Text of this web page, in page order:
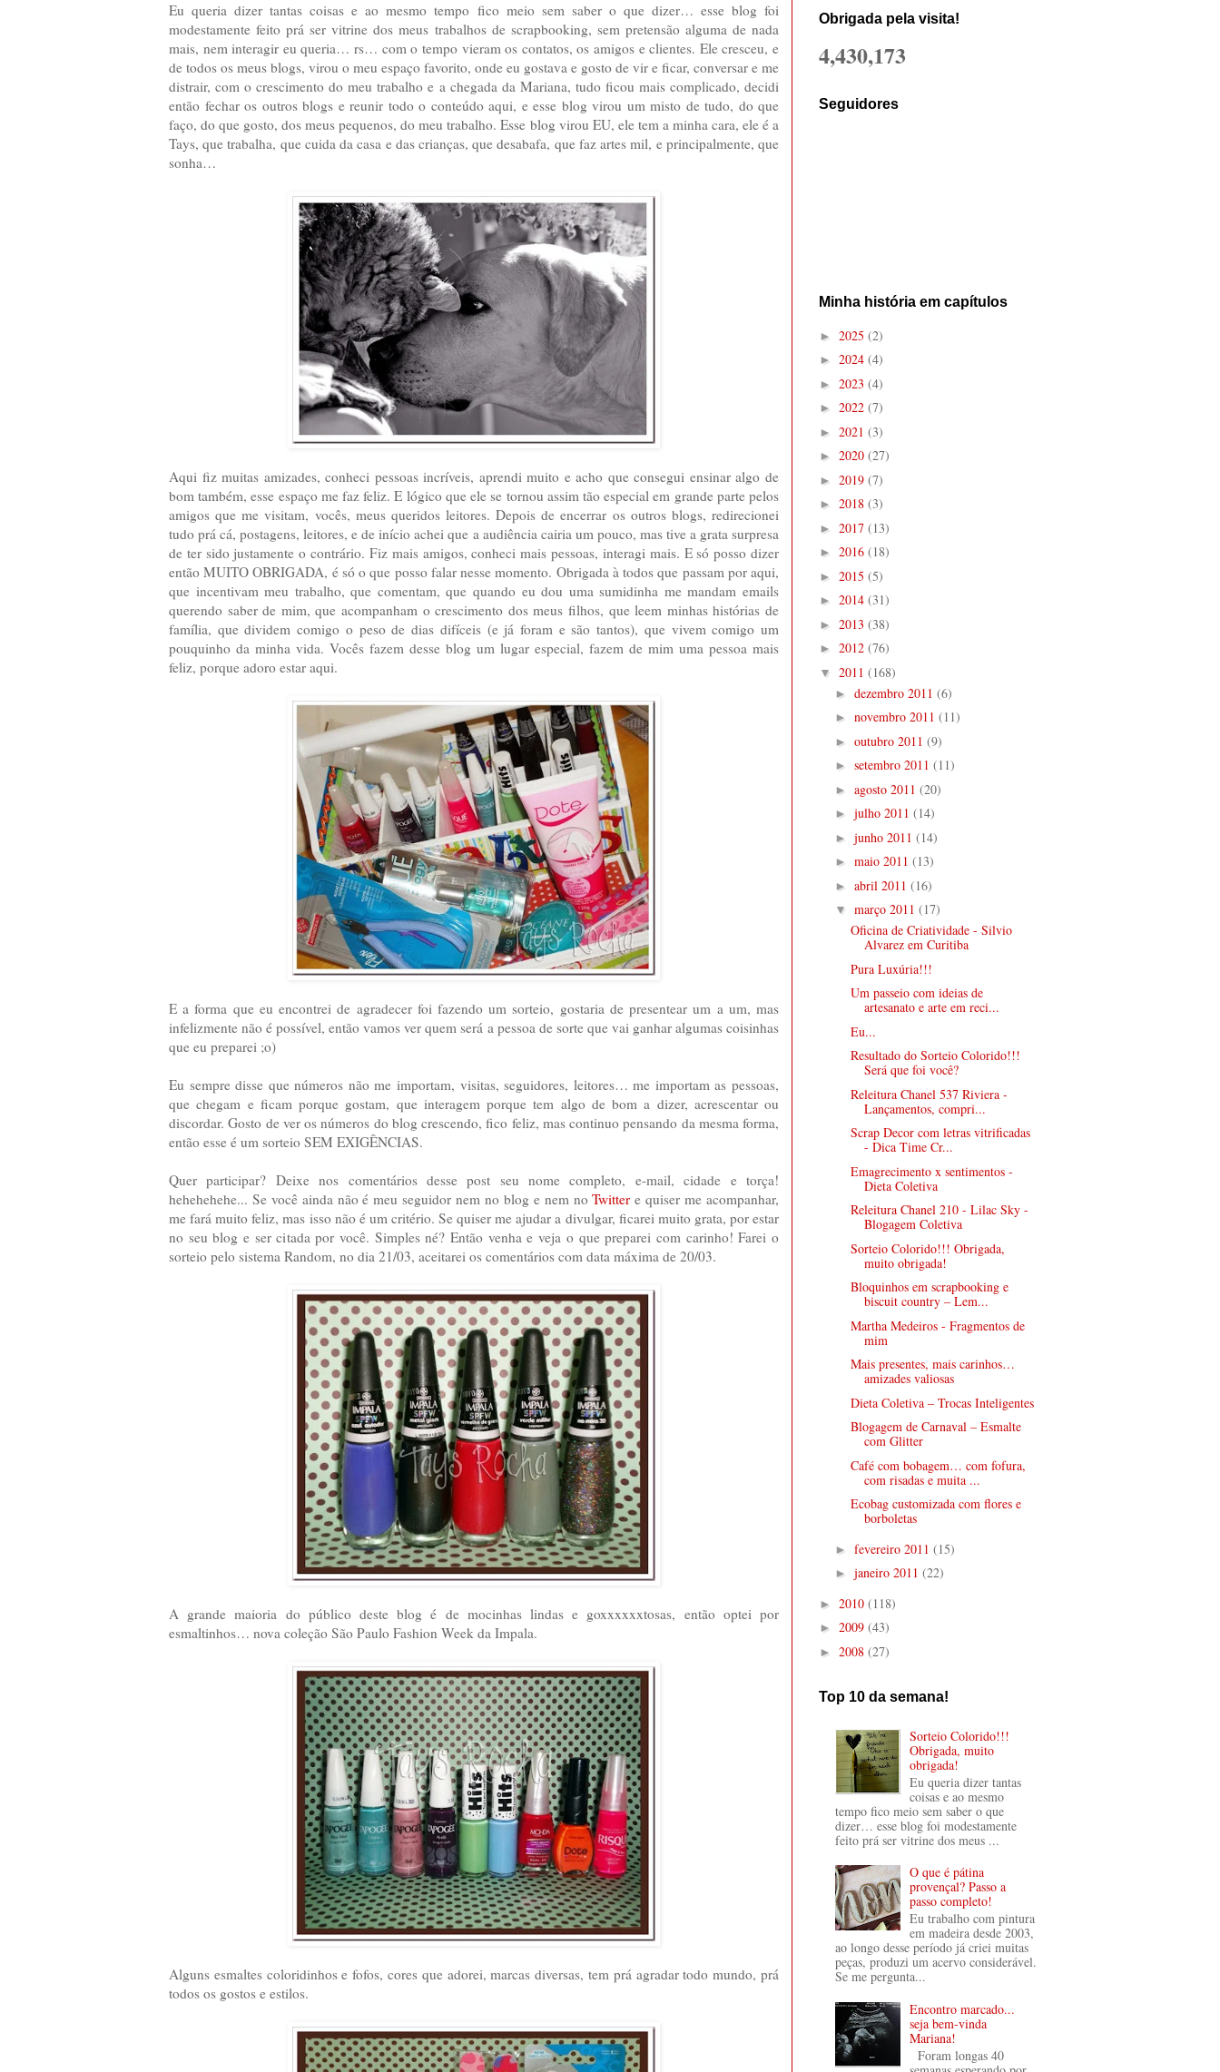
Eu queria dizer tantas coisas e ao mesmo tempo fico meio sem saber o que dizer… esse blog foi
modestamente feito prá ser vitrine dos meus trabalhos de scrapbooking, sem pretensão alguma de nada
mais, nem interagir eu queria… rs… com o tempo vieram os contatos, os amigos e clientes. Ele cresceu, e
de todos os meus blogs, virou o meu espaço favorito, onde eu gostava e gosto de vir e ficar, conversar e me
distrair, com o crescimento do meu trabalho e a chegada da Mariana, tudo ficou mais complicado, decidi
então fechar os outros blogs e reunir todo o conteúdo aqui, e esse blog virou um misto de tudo, do que
faço, do que gosto, dos meus pequenos, do meu trabalho. Esse blog virou EU, ele tem a minha cara, ele é a
Tays, que trabalha, que cuida da casa e das crianças, que desabafa, que faz artes mil, e principalmente, que
sonha…
Aqui fiz muitas amizades, conheci pessoas incríveis, aprendi muito e acho que consegui ensinar algo de
bom também, esse espaço me faz feliz. E lógico que ele se tornou assim tão especial em grande parte pelos
amigos que me visitam, vocês, meus queridos leitores. Depois de encerrar os outros blogs, redirecionei
tudo prá cá, postagens, leitores, e de início achei que a audiência cairia um pouco, mas tive a grata surpresa
de ter sido justamente o contrário. Fiz mais amigos, conheci mais pessoas, interagi mais. E só posso dizer
então MUITO OBRIGADA, é só o que posso falar nesse momento. Obrigada à todos que passam por aqui,
que incentivam meu trabalho, que comentam, que quando eu dou uma sumidinha me mandam emails
querendo saber de mim, que acompanham o crescimento dos meus filhos, que leem minhas histórias de
família, que dividem comigo o peso de dias difíceis (e já foram e são tantos), que vivem comigo um
pouquinho da minha vida. Vocês fazem desse blog um lugar especial, fazem de mim uma pessoa mais
feliz, porque adoro estar aqui.
E a forma que eu encontrei de agradecer foi fazendo um sorteio, gostaria de presentear um a um, mas
infelizmente não é possível, então vamos ver quem será a pessoa de sorte que vai ganhar algumas coisinhas
que eu preparei ;o)
Eu sempre disse que números não me importam, visitas, seguidores, leitores… me importam as pessoas,
que chegam e ficam porque gostam, que interagem porque tem algo de bom a dizer, acrescentar ou
discordar. Gosto de ver os números do blog crescendo, fico feliz, mas continuo pensando da mesma forma,
então esse é um sorteio SEM EXIGÊNCIAS.
Quer participar? Deixe nos comentários desse post seu nome completo, e-mail, cidade e torça!
hehehehehe... Se você ainda não é meu seguidor nem no blog e nem noTwitter e quiser me acompanhar,
me fará muito feliz, mas isso não é um critério. Se quiser me ajudar a divulgar, ficarei muito grata, por estar
no seu blog e ser citada por você. Simples né? Então venha e veja o que preparei com carinho! Farei o
sorteio pelo sistema Random, no dia 21/03, aceitarei os comentários com data máxima de 20/03.
A grande maioria do público deste blog é de mocinhas lindas e goxxxxxxtosas, então optei por
esmaltinhos… nova coleção São Paulo Fashion Week da Impala.
Alguns esmaltes coloridinhos e fofos, cores que adorei, marcas diversas, tem prá agradar todo mundo, prá
todos os gostos e estilos.
Obrigada pela visita!
4,430,173
Seguidores
Minha história em capítulos
► 2025 (2)
► 2024 (4)
► 2023 (4)
► 2022 (7)
► 2021 (3)
► 2020 (27)
► 2019 (7)
► 2018 (3)
► 2017 (13)
► 2016 (18)
► 2015 (5)
► 2014 (31)
► 2013 (38)
► 2012 (76)
▼ 2011 (168)
► dezembro 2011 (6)
► novembro 2011 (11)
► outubro 2011 (9)
► setembro 2011 (11)
► agosto 2011 (20)
► julho 2011 (14)
► junho 2011 (14)
► maio 2011 (13)
► abril 2011 (16)
▼ março 2011 (17)
Oficina de Criatividade - Silvio
Alvarez em Curitiba
Pura Luxúria!!!
Um passeio com ideias de
artesanato e arte em reci...
Eu...
Resultado do Sorteio Colorido!!!
Será que foi você?
Releitura Chanel 537 Riviera -
Lançamentos, compri...
Scrap Decor com letras vitrificadas
- Dica Time Cr...
Emagrecimento x sentimentos -
Dieta Coletiva
Releitura Chanel 210 - Lilac Sky -
Blogagem Coletiva
Sorteio Colorido!!! Obrigada,
muito obrigada!
Bloquinhos em scrapbooking e
biscuit country – Lem...
Martha Medeiros - Fragmentos de
mim
Mais presentes, mais carinhos…
amizades valiosas
Dieta Coletiva – Trocas Inteligentes
Blogagem de Carnaval – Esmalte
com Glitter
Café com bobagem… com fofura,
com risadas e muita ...
Ecobag customizada com flores e
borboletas
► fevereiro 2011 (15)
► janeiro 2011 (22)
► 2010 (118)
► 2009 (43)
► 2008 (27)
Top 10 da semana!
Sorteio Colorido!!!
Obrigada, muito
obrigada!
Eu queria dizer tantas
coisas e ao mesmo
tempo fico meio sem saber o que
dizer… esse blog foi modestamente
feito prá ser vitrine dos meus ...
O que é pátina
provençal? Passo a
passo completo!
Eu trabalho com pintura
em madeira desde 2003,
ao longo desse período já criei muitas
peças, produzi um acervo considerável.
Se me pergunta...
Encontro marcado...
seja bem-vinda
Mariana!
Foram longas 40